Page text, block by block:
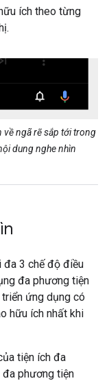
ích theo từng
về ngã rẽ sắp tới trong
dung nghe nhìn
đa 3 chế độ điều
đa phương tiện
triển ứng dụng có
hữu ích nhất khi
tiện ích đa
phương tiện